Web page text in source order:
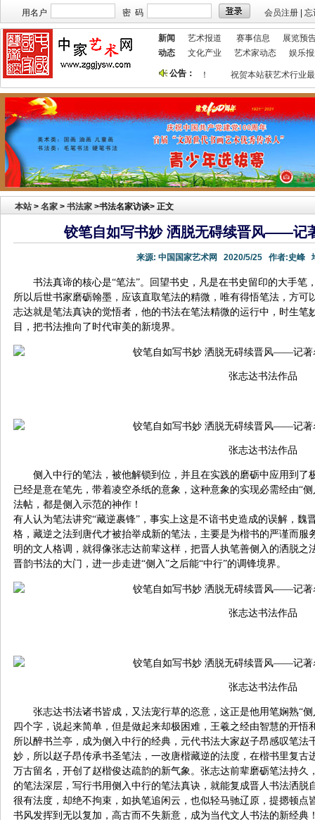
用名户 密 码 会员注册 忘
新闻 艺术报道 赛事信息
展览预
动态
文化产业 艺术家动态 娱乐
公告：
本站欢迎艺术家宣传投放！ 祝贺本站获艺术行业最
本站 > 名家 > 书法家 >书法名家访谈> 正文
铰笔自如写书妙 洒脱无碍续晋风——记
来源: 中国国家艺术网 2020/5/25作者:史峰
书法真谛的核心是“笔法”。回望书史，凡是在书史留印的大手笔
所以后世书家磨砺翰墨，应该直取笔法的精微，唯有得悟笔法，方可
志达就是笔法真诀的觉悟者，他的书法在笔法精微的运行中，时生笔
目，把书法推向了时代审美的新境界。
张志达书法作品
张志达书法作品
侧入中行的笔法，被他解锁到位，并且在实践的磨砺中应用到了
已经是意在笔先，带着凌空杀纸的意象，这种意象的实现必需经由“
法帖，都是侧入示范的神作！
有人认为笔法讲究“藏逆裹锋”，事实上这是不谙书史造成的误解，魏
格，藏逆之法到唐代才被抬举成新的笔法，主要是为楷书的严谨而服
明的文人格调，就得像张志达前辈这样，把晋人执笔善侧入的洒脱之
晋韵书法的大门，进一步走进“侧入”之后能“中行”的调锋境界。
张志达书法作品
张志达书法作品
张志达书法诸书皆成，又法宠行草的恣意，这正是他用笔娴熟“
四个字，说起来简单，但是做起来却极困难，王羲之经由智慧的开悟
所以醉书兰亭，成为侧入中行的经典，元代书法大家赵子昂感叹笔法
妙，所以赵子昂传承书圣笔法，一改唐楷藏逆的法度，在楷书里复古
万古留名，开创了赵楷俊达疏韵的新气象。张志达前辈磨砺笔法持久
的笔法深层，写行书用侧入中行的笔法真诀，就能复成晋人书法洒脱
很有法度，却绝不拘束，如执笔追闲云，也似轻马驰辽原，提摁顿点
书风发挥到无以复加，高古而不失新意，成为当代文人书法的新经典